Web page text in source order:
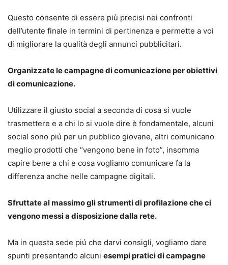
Questo consente di essere più precisi nei confronti
dell’utente finale in termini di pertinenza e permette a voi
di migliorare la qualità degli annunci pubblicitari.
Organizzate le campagne di comunicazione per obiettivi
di comunicazione.
Utilizzare il giusto social a seconda di cosa si vuole
trasmettere e a chi lo si vuole dire è fondamentale, alcuni
social sono piú per un pubblico giovane, altri comunicano
meglio prodotti che “vengono bene in foto”, insomma
capire bene a chi e cosa vogliamo comunicare fa la
differenza anche nelle campagne digitali.
Sfruttate al massimo gli strumenti di profilazione che ci
vengono messi a disposizione dalla rete.
Ma in questa sede piú che darvi consigli, vogliamo dare
spunti presentando alcuni esempi pratici di campagne